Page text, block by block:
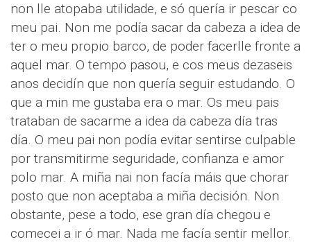
non lle atopaba utilidade, e só quería ir pescar co
meu pai. Non me podía sacar da cabeza a idea de
ter o meu propio barco, de poder facerlle fronte a
aquel mar. O tempo pasou, e cos meus dezaseis
anos decidín que non quería seguir estudando. O
que a min me gustaba era o mar. Os meu pais
trataban de sacarme a idea da cabeza día tras
día. O meu pai non podía evitar sentirse culpable
por transmitirme seguridade, confianza e amor
polo mar. A miña nai non facía máis que chorar
posto que non aceptaba a miña decisión. Non
obstante, pese a todo, ese gran día chegou e
comecei a ir ó mar. Nada me facía sentir mellor.